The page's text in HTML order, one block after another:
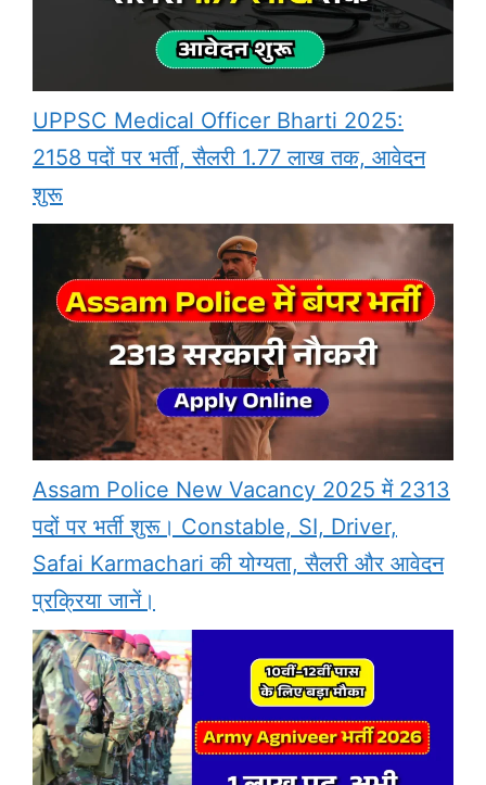
UPPSC Medical Officer Bharti 2025:
2158 पदों पर भर्ती, सैलरी 1.77 लाख तक, आवेदन
शुरू
Assam Police New Vacancy 2025 में 2313
पदों पर भर्ती शुरू। Constable, SI, Driver,
Safai Karmachari की योग्यता, सैलरी और आवेदन
प्रक्रिया जानें।